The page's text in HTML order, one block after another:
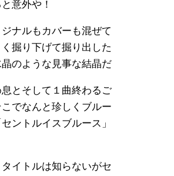
意外や！
ナルもカバーも混ぜて
掘り下げて掘り出した
のような見事な結晶だ
とそして１曲終わるご
でなんと珍しくブルー
トルイスブルース」
イトルは知らないがセ